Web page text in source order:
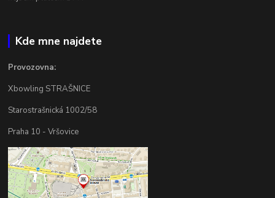
Kde mne najdete
Provozovna:
Xbowling STRAŠNICE
Starostrašnická 1002/58
Praha 10 - Vršovice